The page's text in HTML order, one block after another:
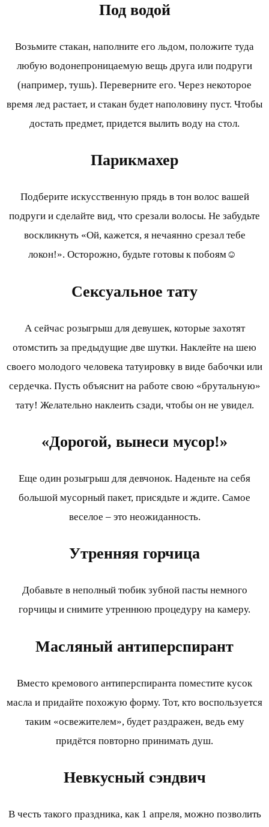
Под водой
Возьмите стакан, наполните его льдом, положите туда
любую водонепроницаемую вещь друга или подруги
(например, тушь). Переверните его. Через некоторое
время лед растает, и стакан будет наполовину пуст. Чтобы
достать предмет, придется вылить воду на стол.
Парикмахер
Подберите искусственную прядь в тон волос вашей
подруги и сделайте вид, что срезали волосы. Не забудьте
воскликнуть «Ой, кажется, я нечаянно срезал тебе
локон!». Осторожно, будьте готовы к побоям☺
Сексуальное тату
А сейчас розыгрыш для девушек, которые захотят
отомстить за предыдущие две шутки. Наклейте на шею
своего молодого человека татуировку в виде бабочки или
сердечка. Пусть объяснит на работе свою «брутальную»
тату! Желательно наклеить сзади, чтобы он не увидел.
«Дорогой, вынеси мусор!»
Еще один розыгрыш для девчонок. Наденьте на себя
большой мусорный пакет, присядьте и ждите. Самое
веселое – это неожиданность.
Утренняя горчица
Добавьте в неполный тюбик зубной пасты немного
горчицы и снимите утреннюю процедуру на камеру.
Масляный антиперспирант
Вместо кремового антиперспиранта поместите кусок
масла и придайте похожую форму. Тот, кто воспользуется
таким «освежителем», будет раздражен, ведь ему
придётся повторно принимать душ.
Невкусный сэндвич
В честь такого праздника, как 1 апреля, можно позволить